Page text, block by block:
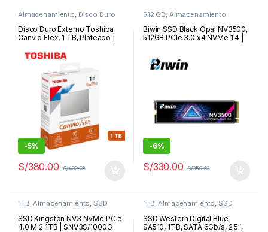
Almacenamiento Disco Duro
Disco Duro Externo Toshiba
Canvio Flex, 1 TB, Plateado |
-5%
S/380.00 S/400.00
512 GB Almacenamiento
Biwin SSD Black Opal NV3500,
512GB PCIe 3.0 x4 NVMe 1.4 |
-6%
S/330.00 S/350.00
1TB,Almacenamiento, SSD
SSD Kingston NV3 NVMe PCIe
4.0 M.2 1TB | SNV3S/1000G
1TB,Almacenamiento, SSD
SSD Western Digital Blue
SA510, 1TB, SATA 6Gb/s, 2.5″,